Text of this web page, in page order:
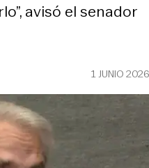
avisó el senador
1 JUNIO 2026